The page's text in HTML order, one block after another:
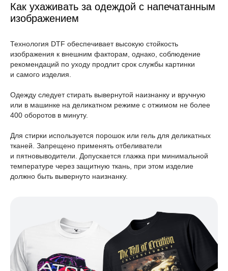
Как ухаживать за одеждой с напечатанным
изображением
Технология DTF обеспечивает высокую стойкость
изображения к внешним факторам, однако, соблюдение
рекомендаций по уходу продлит срок службы картинки
и самого изделия.
Одежду следует стирать вывернутой наизнанку и вручную
или в машинке на деликатном режиме с отжимом не более
400 оборотов в минуту.
Для стирки используется порошок или гель для деликатных
тканей. Запрещено применять отбеливатели
и пятновыводители. Допускается глажка при минимальной
температуре через защитную ткань, при этом изделие
должно быть вывернуто наизнанку.
Договор оферты
Реквизиты
Политика конфиденциальности